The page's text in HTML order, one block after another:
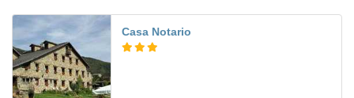
Casa Notario